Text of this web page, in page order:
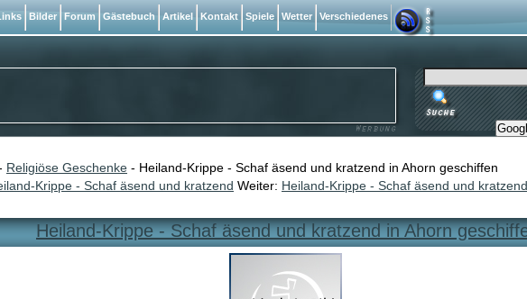
Religiöse Geschenke - Heiland-Krippe - Schaf äsend und kratzend in Ahorn geschiffen
Krippe - Schaf äsend und kratzend Weiter: Heiland-Krippe - Schaf äsend und
Heiland-Krippe - Schaf äsend und kratzend in Ahorn
Bilder Forum Gästebuch Artikel Kontakt Spiele Wetter Verschiedenes